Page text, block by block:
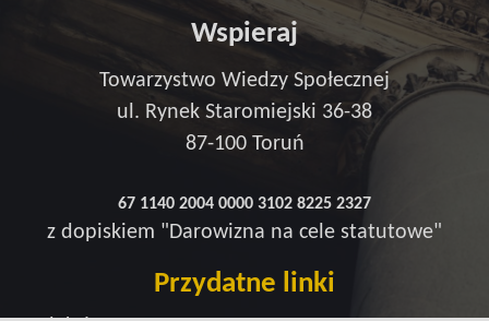
Wspieraj
Towarzystwo Wiedzy Społecznej
ul. Rynek Staromiejski 36-38
87-100 Toruń
67 1140 2004 0000 3102 8225 2327
z dopiskiem "Darowizna na cele statutowe"
Przydatne linki